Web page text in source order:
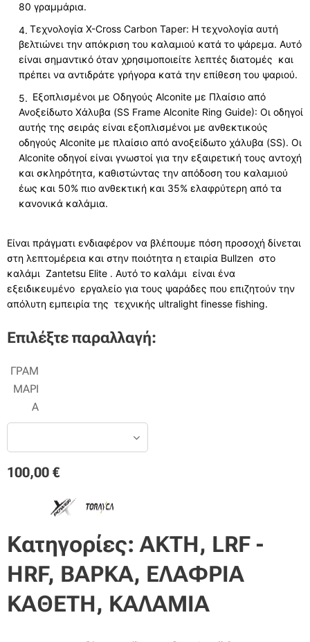
80 γραμμάρια.
Τεχνολογία X-Cross Carbon Taper: Η τεχνολογία αυτή
βελτιώνει την απόκριση του καλαμιού κατά το ψάρεμα. Αυτό
είναι σημαντικό όταν χρησιμοποιείτε λεπτές διατομές και
πρέπει να αντιδράτε γρήγορα κατά την επίθεση του ψαριού.
Εξοπλισμένοι με Οδηγούς Alconite με Πλαίσιο από
Ανοξείδωτο Χάλυβα (SS Frame Alconite Ring Guide): Οι οδηγοί
αυτής της σειράς είναι εξοπλισμένοι με ανθεκτικούς
οδηγούς Alconite με πλαίσιο από ανοξείδωτο χάλυβα (SS). Οι
Alconite οδηγοί είναι γνωστοί για την εξαιρετική τους αντοχή
και σκληρότητα, καθιστώντας την απόδοση του καλαμιού
έως και 50% πιο ανθεκτική και 35% ελαφρύτερη από τα
κανονικά καλάμια.
Είναι πράγματι ενδιαφέρον να βλέπουμε πόση προσοχή δίνεται
στη λεπτομέρεια και στην ποιότητα η εταιρία Bullzen στο
καλάμι Zantetsu Elite . Αυτό το καλάμι είναι ένα
εξειδικευμένο εργαλείο για τους ψαράδες που επιζητούν την
απόλυτη εμπειρία της τεχνικής ultralight finesse fishing.
Επιλέξτε παραλλαγή:
ΓΡΑΜ
ΜΑΡΙ
Α
100,00 €
Κατηγορίες: AKTH, LRF -
HRF, ΒΑΡΚΑ, ΕΛΑΦΡΙΑ
ΚΑΘΕΤΗ, ΚΑΛΑΜΙΑ